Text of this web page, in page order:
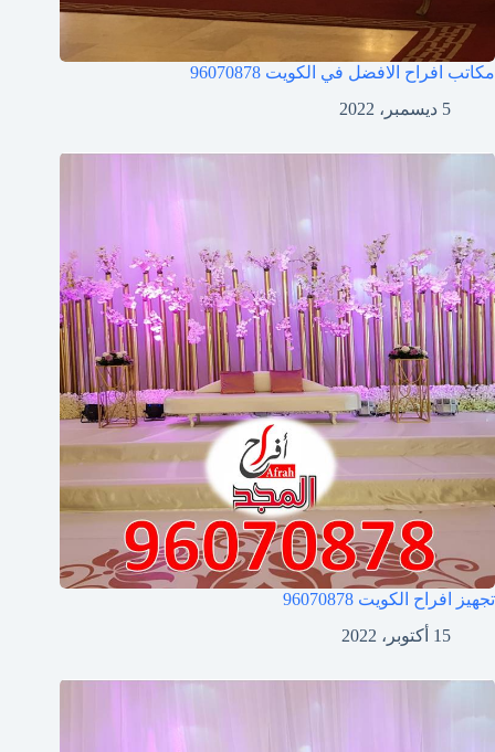
مكاتب افراح الافضل في الكويت 96070878
5 ديسمبر، 2022
تجهيز افراح الكويت 96070878
15 أكتوبر، 2022